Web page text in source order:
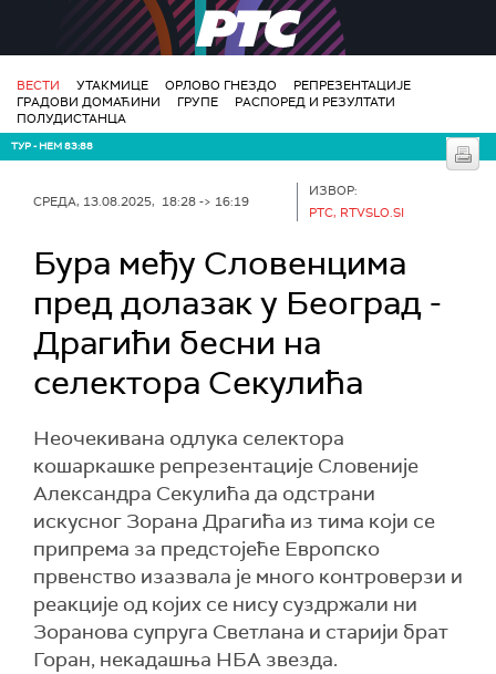
РТС
ВЕСТИ УТАКМИЦЕ ОРЛОВО ГНЕЗДО
РЕПРЕЗЕНТАЦИЈЕ
ГРАДОВИ ДОМАЋИНИ
ГРУПЕ
РАСПОРЕД И РЕЗУЛТАТИ
ПОЛУДИСТАНЦА
ТУР - НЕМ 83:88
СРЕДА, 13.08.2025, 18:28 -> 16:19
ИЗВОР:
РТС, RTVSLO.SI
Бура међу Словенцима
пред долазак у Београд -
Драгићи бесни на
селектора Секулића
Неочекивана одлука селектора
кошаркашке репрезентације Словеније
Александра Секулића да одстрани
искусног Зорана Драгића из тима који се
припрема за предстојеће Европско
првенство изазвала је много контроверзи и
реакције од којих се нису суздржали ни
Зоранова супруга Светлана и старији брат
Горан, некадашња НБА звезда.